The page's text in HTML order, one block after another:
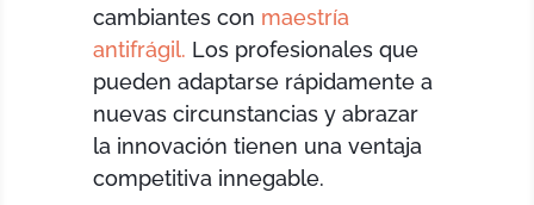
cambiantes con maestría
antifrágil. Los profesionales que
pueden adaptarse rápidamente a
nuevas circunstancias y abrazar
la innovación tienen una ventaja
competitiva innegable.